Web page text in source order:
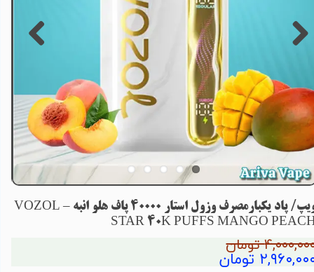
ویپ/ پاد یکبارمصرف وزول استار 40000 پاف هلو انبه – VOZOL
STAR 40K PUFFS MANGO
تومان
تومان